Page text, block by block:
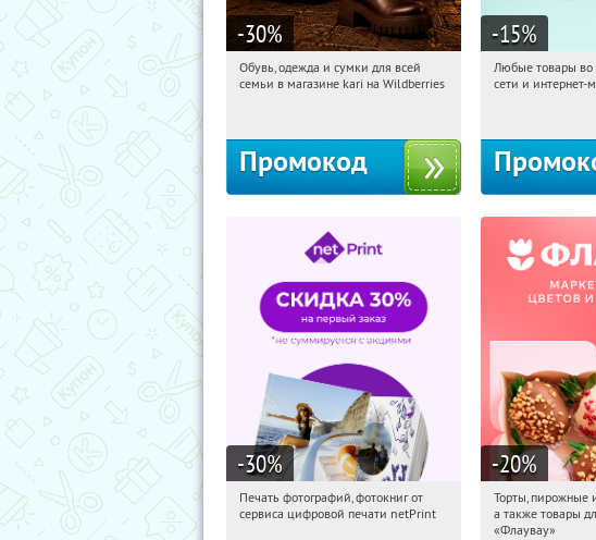
-30%
00:17:13 Получили:
Обувь, одежда и сумки для всей
семьи в магазине kari на Wildberries
Промокод
-15%
00:17:13
Любые товары во
сети и интернет-
-30%
00:17:13 Получили:
Печать фотографий, фотокниг от
сервиса цифровой печати netPrint
-20%
00:17:13
Россия
Торты, пирожные
а также товары
«Флаувау»